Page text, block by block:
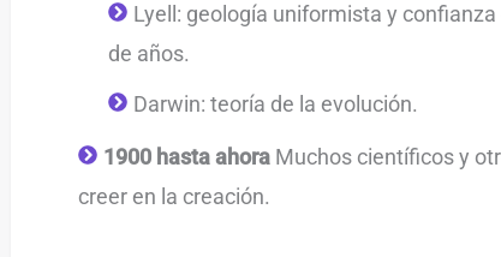
Lyell: geología uniformista y
de años.
Darwin: teoría de la evolución.
1900 hasta ahora Muchos científicos y
creer en la creación.